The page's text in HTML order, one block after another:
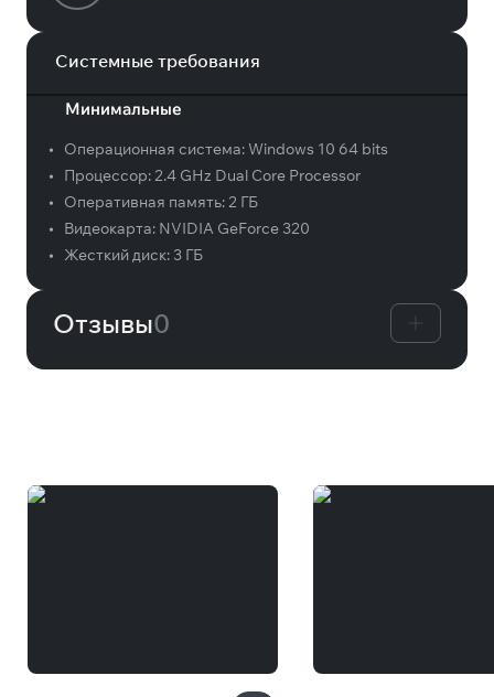
Системные требования
Минимальные
• Операционная система:Windows 10 64 bits
•
Процессор:2.4 GHz Dual Core Processor
•
Оперативная память:2 ГБ
•
Видеокарта: NVIDIA GeForce 320
•
Жесткий диск: 3 ГБ
Отзывы0